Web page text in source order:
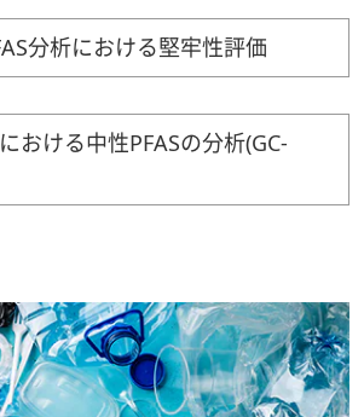
分析における堅牢性評価
おける中性PFASの分析(GC-